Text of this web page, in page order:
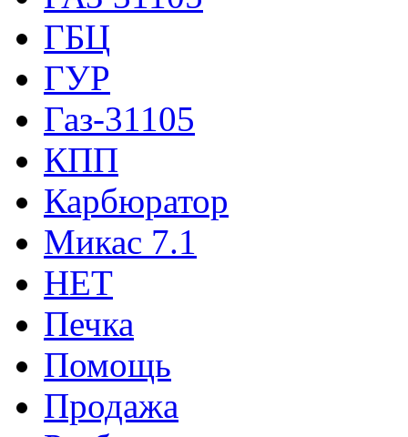
ГБЦ
ГУР
Газ-31105
КПП
Карбюратор
Микас 7.1
НЕТ
Печка
Помощь
Продажа